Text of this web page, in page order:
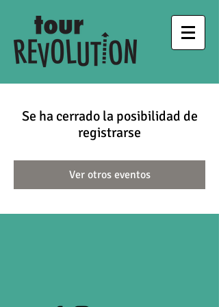
Se ha cerrado la posibilidad de
registrarse
Ver otros eventos